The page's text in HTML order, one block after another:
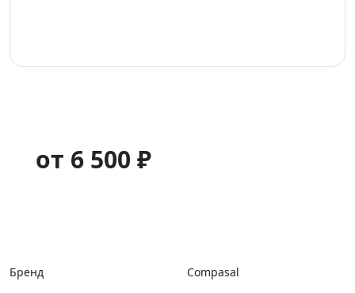
от 6 500 ₽
Бренд
Compasal